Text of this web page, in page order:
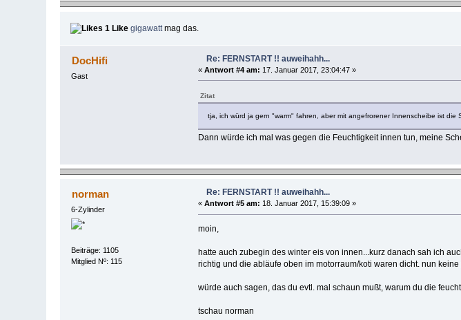
1 Like gigawatt mag das.
DocHifi
Gast
Re: FERNSTART !! auweihahh...
« Antwort #4 am: 17. Januar 2017, 23:04:47 »
Zitat
tja, ich würd ja gern "warm" fahren, aber mit angefrorener Innenscheibe ist die
Dann würde ich mal was gegen die Feuchtigkeit innen tun, meine
norman
6-Zylinder
Beiträge: 1105
Mitglied Nº: 115
Re: FERNSTART !! auweihahh...
« Antwort #5 am: 18. Januar 2017, 15:39:09 »
moin,
hatte auch zubegin des winter eis von innen...kurz danach sah ich
richtig und die abläufe oben im motorraum/koti waren dicht. nun keine
würde auch sagen, das du evtl. mal schaun mußt, warum du die
tschau norman